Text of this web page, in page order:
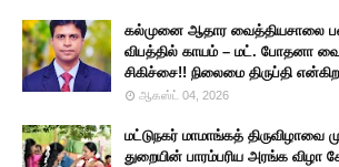
கல்முனை ஆதார வைத்தியசாலை
விபத்தில் காயம் – மட். போதனா
சிகிச்சை!! நிலைமை திருப்தி
ஆகஸ்ட் 04, 2026
மட்டுநகர் மாமாங்கத்
துறையின் பாரம்பரிய அரங்க விழா